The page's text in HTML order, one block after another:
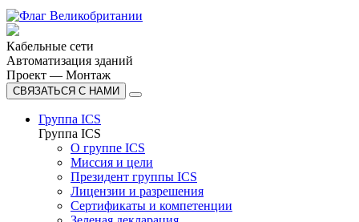
Кабельные сети
Автоматизация зданий
Проект — Монтаж
СВЯЗАТЬСЯ С НАМИ
Группа ICS
Группа ICS
О группе ICS
Миссия и цели
Президент группы ICS
Лицензии и разрешения
Сертификаты и компетенции